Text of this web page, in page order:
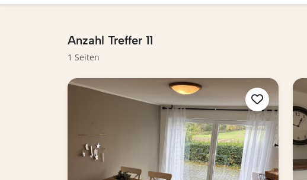
Anzahl Treffer 11
1 Seiten